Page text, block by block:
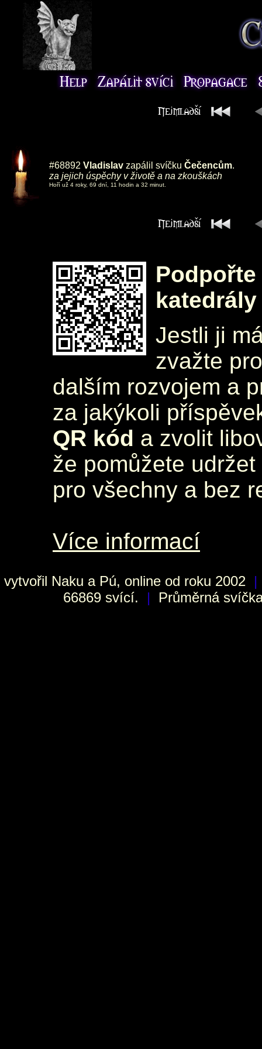
#68892 Vladislav zapálil svíčku Čečencům.
za jejich úspěchy v životě a na zkouškách
Hoří už 4 roky, 69 dní, 11 hodin a 32 minut.
katedrály
Jestli ji
zvažte
dalším rozvojem a
za jakýkoli
QR kód a zvolit
že pomůžete
pro všechny a bez
Více informací
vytvořil Naku a Pú, online od roku 2002 |
66869 svící.
| Průměrná